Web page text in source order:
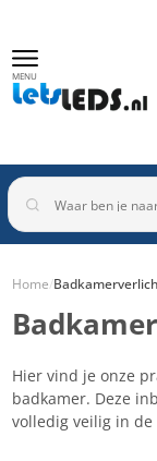
MENU
Binnenverlichting
Home/
Hier vind je onze
badkamer. Deze
volledig veilig in